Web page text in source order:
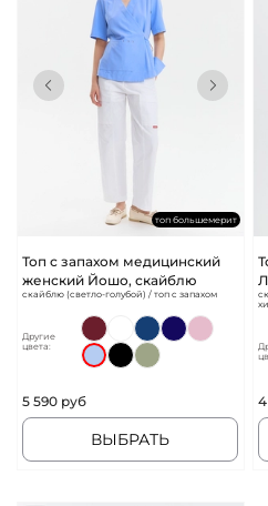
топ большемерит
Топ с запахом медицинский
женский Йошо, скайблю
скайблю (светло-голубой) / топ с запахом
Другие
цвета:
5 590 руб
ВЫБРАТЬ